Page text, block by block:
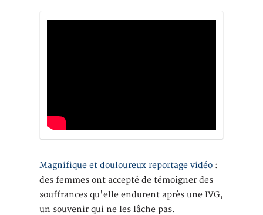
Magnifique et douloureux reportage vidéo :
des femmes ont accepté de témoigner des
souffrances qu'elle endurent après une IVG,
un souvenir qui ne les lâche pas.